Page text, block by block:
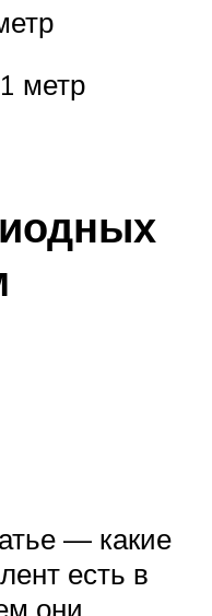
метр
— какие
есть в
они